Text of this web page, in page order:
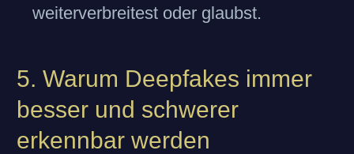
weiterverbreitest oder glaubst.
5. Warum Deepfakes immer
besser und schwerer
erkennbar werden